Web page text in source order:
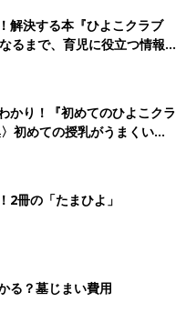
解決する本『ひよこクラブ
まで、育児に役立つ情報が
かり！『初めてのひよこクラ
初めての授乳がうまくい
基本と夏のトラブル 解決テ
2冊の「たまひよ」
る？墓じまい費用